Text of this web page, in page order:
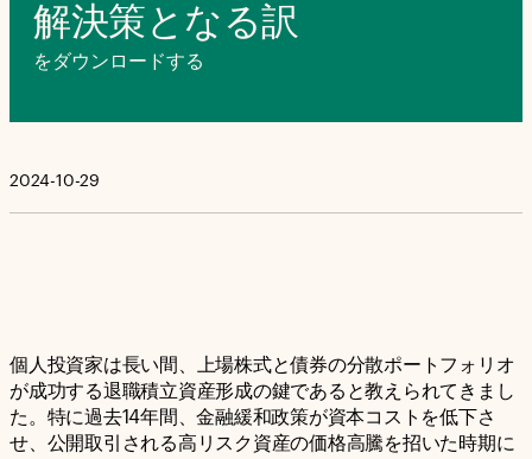
解決策となる訳
をダウンロードする
2024-10-29
個人投資家は長い間、上場株式と債券の分散ポートフォリオ
が成功する退職積立資産形成の鍵であると教えられてきまし
た。特に過去14年間、金融緩和政策が資本コストを低下さ
せ、公開取引される高リスク資産の価格高騰を招いた時期に